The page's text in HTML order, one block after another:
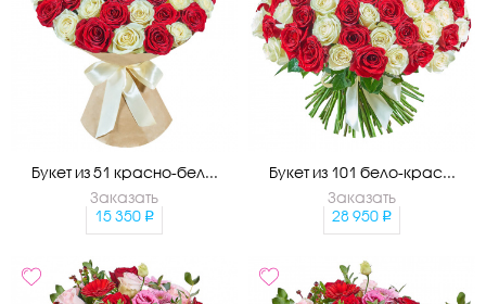
Букет из 51 красно-бел...
Заказать
15 350
Букет из 101 бело-крас...
Заказать
28 950